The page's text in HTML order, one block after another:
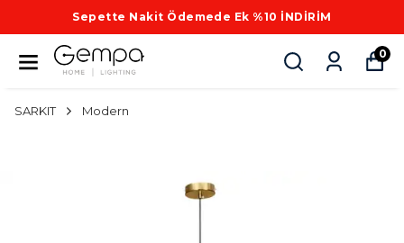
Sepette Nakit Ödemede Ek %10 İNDİRİM
0
SARKIT Modern